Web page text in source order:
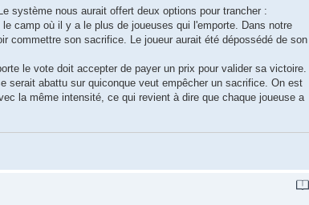
système nous aurait offert deux options pour trancher :
camp où il y a le plus de joueuses qui l'emporte. Dans notre
commettre son sacrifice. Le joueur aurait été dépossédé de son
le vote doit accepter de payer un prix pour valider sa victoire.
serait abattu sur quiconque veut empêcher un sacrifice. On est
la même intensité, ce qui revient à dire que chaque joueuse a